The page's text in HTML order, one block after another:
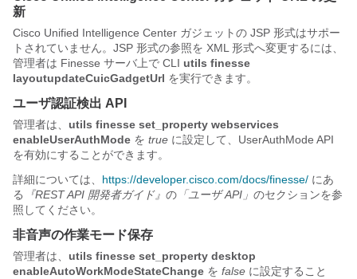
新
Cisco Unified Intelligence Center ガジェットの JSP 形式はサポー
トされていません。JSP 形式の参照を XML 形式へ変更するには、
管理者は Finesse サーバ上で CLI utils finesse
layoutupdateCuicGadgetUrl を実行できます。
ユーザ認証検出 API
管理者は、 utils finesse set_property webservices
enableUserAuthMode を true に設定して、 UserAuthMode API
を有効にすることができます。
詳細については、 https://developer.cisco.com/docs/finesse/ にあ
る
『REST API 開発者ガイド』 の 「ユーザ API」 のセクションを参
照してください。
非音声の作業モード保存
管理者は、 utils finesse set_property desktop
enableAutoWorkModeStateChange を false に設定すること